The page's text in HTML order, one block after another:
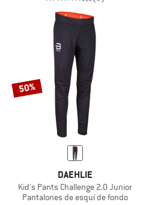
50%
DAEHLIE
Kid's Pants Challenge 2.0 Junior
Pantalones de esquí de fondo